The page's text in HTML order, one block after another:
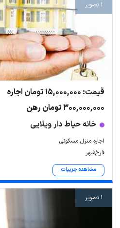
1 تصویر
قیمت: 15,000,000 تومان اجاره
300,000,000 تومان رهن
خانه حیاط دار ویلایی
اجاره منزل مسکونی
فرخ‌شهر
مشاهده جزییات
1 تصویر